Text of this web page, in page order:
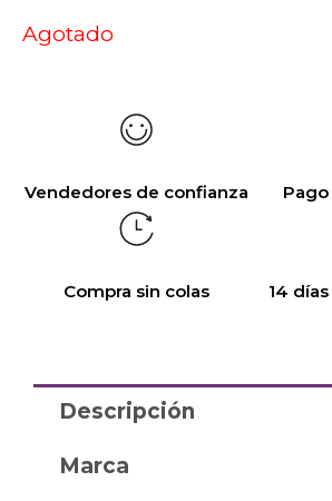
Agotado
Vendedores de confianza
Compra sin colas 14
Descripción
Marca